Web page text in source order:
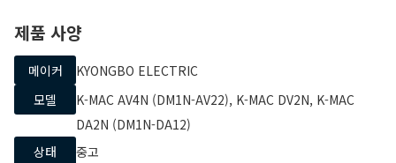
제품 사양
메이커
KYONGBO ELECTRIC
모델
K-MAC AV4N (DM1N-AV22), K-MAC DV2N, K-MAC
DA2N (DM1N-DA12)
상태
중고